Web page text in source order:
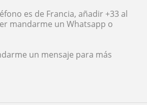
es de Francia, añadir +33 al
mandarme un Whatsapp o
un mensaje para más